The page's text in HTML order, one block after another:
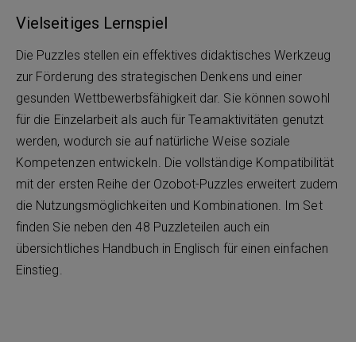
Vielseitiges Lernspiel
Die Puzzles stellen ein effektives didaktisches Werkzeug
zur Förderung des strategischen Denkens und einer
gesunden Wettbewerbsfähigkeit dar. Sie können sowohl
für die Einzelarbeit als auch für Teamaktivitäten genutzt
werden, wodurch sie auf natürliche Weise soziale
Kompetenzen entwickeln. Die vollständige Kompatibilität
mit der ersten Reihe der Ozobot-Puzzles erweitert zudem
die Nutzungsmöglichkeiten und Kombinationen. Im Set
finden Sie neben den 48 Puzzleteilen auch ein
übersichtliches Handbuch in Englisch für einen einfachen
Einstieg.